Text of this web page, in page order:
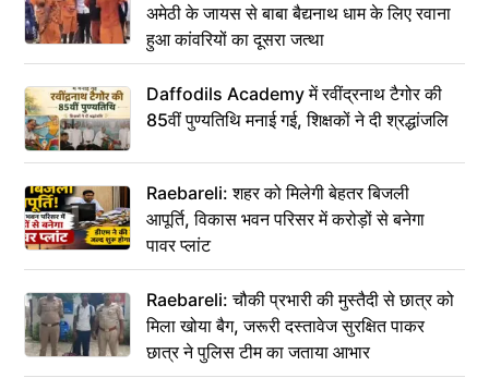
अमेठी के जायस से बाबा बैद्यनाथ धाम के लिए रवाना
हुआ कांवरियों का दूसरा जत्था
Daffodils Academy में रवींद्रनाथ टैगोर की
85वीं पुण्यतिथि मनाई गई, शिक्षकों ने दी श्रद्धांजलि
Raebareli: शहर को मिलेगी बेहतर बिजली
आपूर्ति, विकास भवन परिसर में करोड़ों से बनेगा
पावर प्लांट
Raebareli: चौकी प्रभारी की मुस्तैदी से छात्र को
मिला खोया बैग, जरूरी दस्तावेज सुरक्षित पाकर
छात्र ने पुलिस टीम का जताया आभार